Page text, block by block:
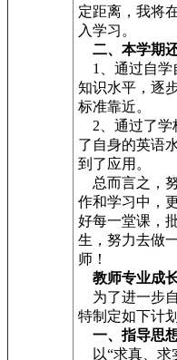
定距离，我将
入学习。
二、本学期
1、通过自学
知识水平，逐
标准靠近。
2、通过了学
了自身的英语
到了应用。
总而言之，
作和学习中，
好每一堂课，
生，努力去做
师！
教师专业成
为了进一步
特制定如下计划
一、指导思
以“求真、求